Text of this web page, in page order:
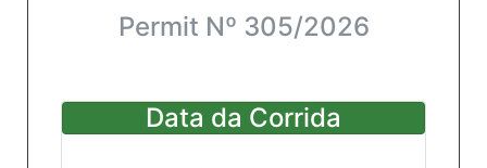
Permit Nº 305/2026
Data da Corrida